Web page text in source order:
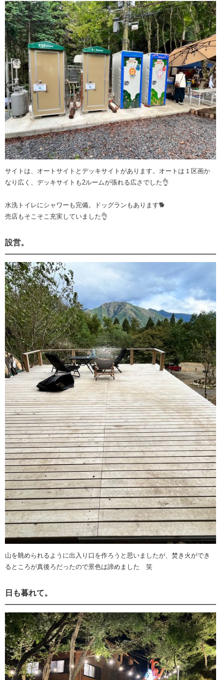
サイトは、オートサイトとデッキサイトがあります。オートは１区画か
なり広く、デッキサイトも2ルームが張れる広さでした👌
水洗トイレにシャワーも完備。ドッグランもあります🐕
売店もそこそこ充実していました👌
設営。
山を眺められるように出入り口を作ろうと思いましたが、焚き火ができ
るところが真後ろだったので景色は諦めました 笑
日も暮れて。